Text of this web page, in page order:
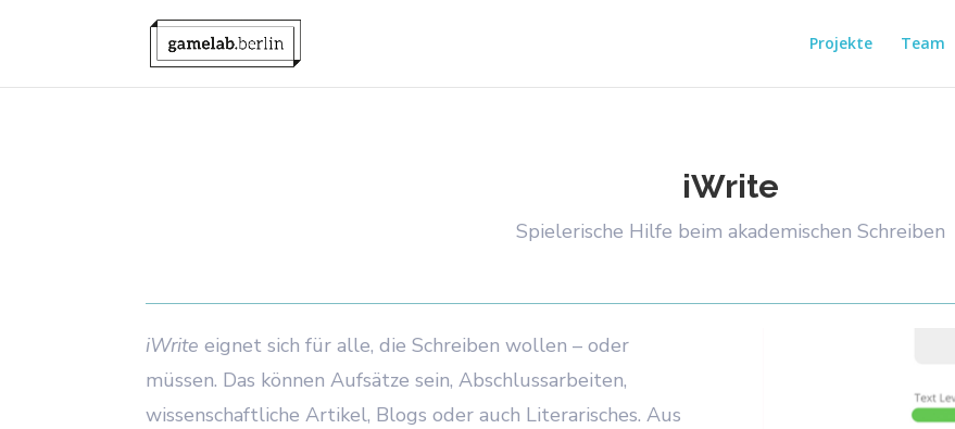
Projekte Team
iWrite
Spielerische Hilfe beim akademischen Schreiben
iWrite eignet sich für alle, die Schreiben wollen – oder
müssen. Das können Aufsätze sein, Abschlussarbeiten,
wissenschaftliche Artikel, Blogs oder auch Literarisches. Aus